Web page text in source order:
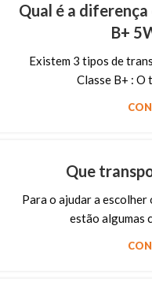
Qual é a diferença
B+
Existem 3 tipos de
Classe B+ : O
Que
Para o ajudar a
estão algumas